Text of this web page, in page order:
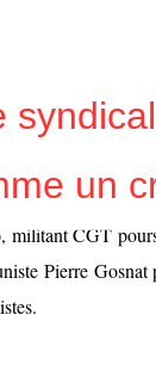
un
CGT
Pierre